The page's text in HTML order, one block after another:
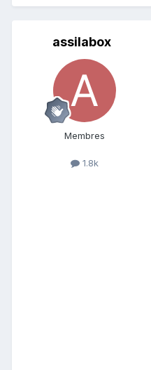
assilabox
Membres
1.8k